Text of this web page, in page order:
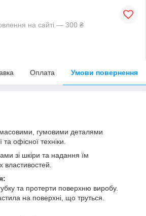
на сайті — 300 ₴
Оплата Умови повернення
гумовими деталями
офісної техніки.
зі шкіри та надання їм
властивостей.
та протерти поверхню виробу.
на поверхні, що труться.